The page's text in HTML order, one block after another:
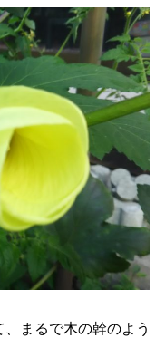
まるで木の幹のよう